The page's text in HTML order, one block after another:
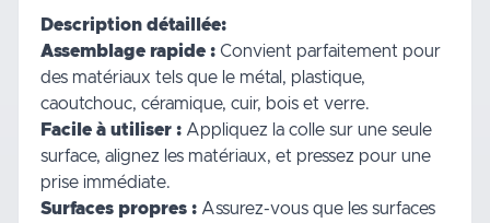
Description détaillée:
Assemblage rapide : Convient parfaitement pour
des matériaux tels que le métal, plastique,
caoutchouc, céramique, cuir, bois et verre.
Facile à utiliser : Appliquez la colle sur une seule
surface, alignez les matériaux, et pressez pour une
prise immédiate.
Surfaces propres : Assurez-vous que les surfaces